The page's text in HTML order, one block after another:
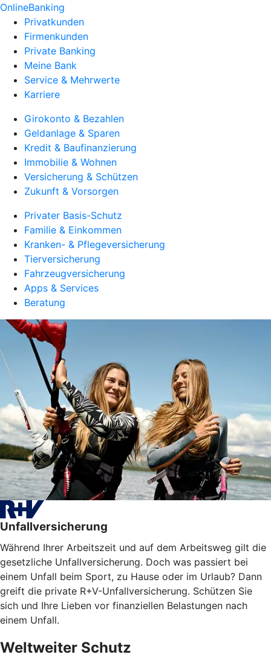
OnlineBanking
Privatkunden
Firmenkunden
Private Banking
Meine Bank
Service & Mehrwerte
Karriere
Girokonto & Bezahlen
Geldanlage & Sparen
Kredit & Baufinanzierung
Immobilie & Wohnen
Versicherung & Schützen
Zukunft & Vorsorgen
Privater Basis-Schutz
Familie & Einkommen
Kranken- & Pflegeversicherung
Tierversicherung
Fahrzeugversicherung
Apps & Services
Beratung
Unfallversicherung
Während Ihrer Arbeitszeit und auf dem Arbeitsweg gilt die
gesetzliche Unfallversicherung. Doch was passiert bei
einem Unfall beim Sport, zu Hause oder im Urlaub? Dann
greift die private R+V-Unfallversicherung. Schützen Sie
sich und Ihre Lieben vor finanziellen Belastungen nach
einem Unfall.
Weltweiter Schutz